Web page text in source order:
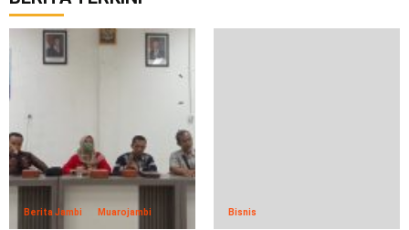
Berita Jambi Muarojambi Bisnis